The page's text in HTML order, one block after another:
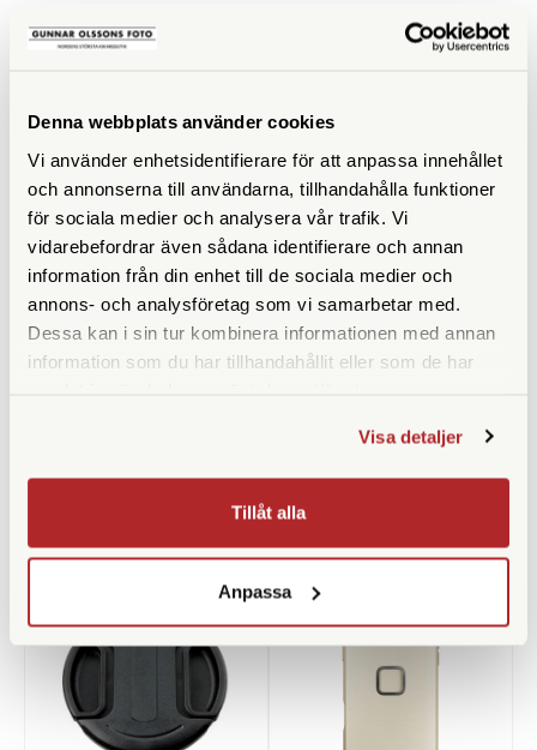
Denna webbplats använder cookies
Vi använder enhetsidentifierare för att anpassa innehållet
och annonserna till användarna, tillhandahålla funktioner
för sociala medier och analysera vår trafik. Vi
vidarebefordrar även sådana identifierare och annan
information från din enhet till de sociala medier och
annons- och analysföretag som vi samarbetar med.
Dessa kan i sin tur kombinera informationen med annan
information som du har tillhandahållit eller som de har
Visa detaljer
Tillåt alla
Anpassa
Leica
100 SEK
Focus
Finns i lager
190 SEK